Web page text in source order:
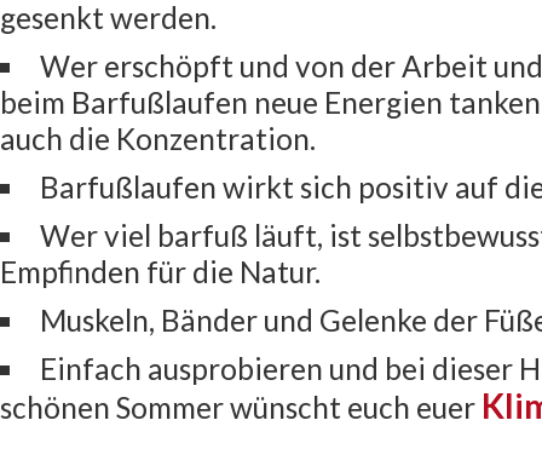
gesenkt werden.
Wer erschöpft und von der Arbeit
beim Barfußlaufen neue Energien
auch die Konzentration.
Barfußlaufen wirkt sich positiv auf
Wer viel barfuß läuft, ist
Empfinden für die Natur.
Muskeln, Bänder und Gelenke der
Einfach ausprobieren und bei dieser
schönen Sommer wünscht euch euer